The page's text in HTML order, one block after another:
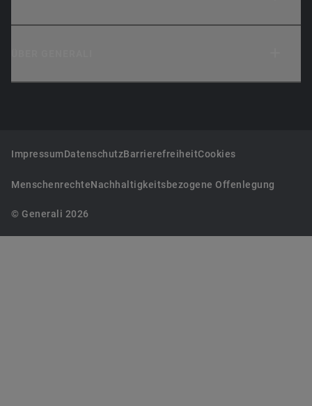
ImpressumDatenschutzBarrierefreiheitCookies
MenschenrechteNachhaltigkeitsbezogene Offenlegung
© Generali 2026